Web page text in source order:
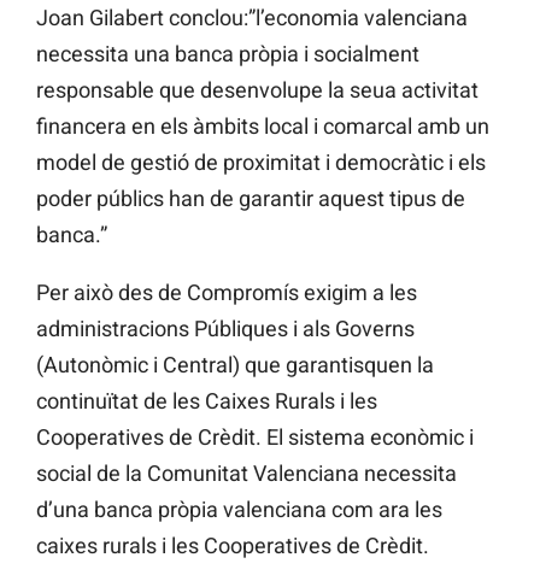
Joan Gilabert conclou:”l’economia valenciana
necessita una banca pròpia i socialment
responsable que desenvolupe la seua activitat
financera en els àmbits local i comarcal amb un
model de gestió de proximitat i democràtic i els
poder públics han de garantir aquest tipus de
banca.”
Per això des de Compromís exigim a les
administracions Públiques i als Governs
(Autonòmic i Central) que garantisquen la
continuïtat de les Caixes Rurals i les
Cooperatives de Crèdit. El sistema econòmic i
social de la Comunitat Valenciana necessita
d’una banca pròpia valenciana com ara les
caixes rurals i les Cooperatives de Crèdit.